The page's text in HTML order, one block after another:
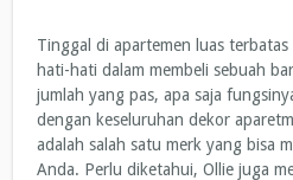
Tinggal di apartemen luas
hati-hati dalam membeli sebuah
jumlah yang pas, apa saja
dengan keseluruhan dekor
adalah salah satu merk yang bisa
Anda. Perlu diketahui, Ollie juga